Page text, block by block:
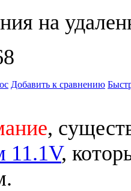
на
Добавить к сравнению
,
11.1V,